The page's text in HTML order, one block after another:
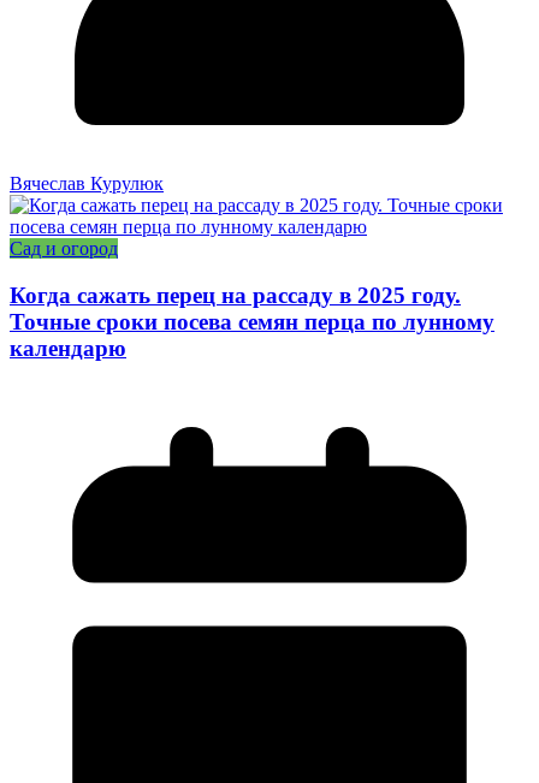
Вячеслав Курулюк
Сад и огород
Когда сажать перец на рассаду в 2025 году.
Точные сроки посева семян перца по лунному
календарю